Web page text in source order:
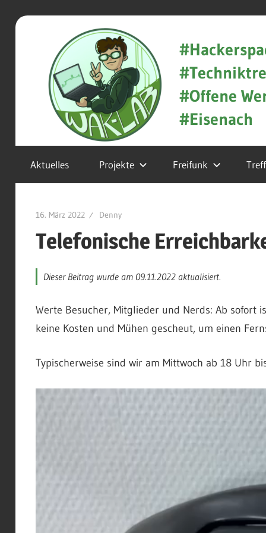
Zum
WAK-
Lab
Eisenach
#Offene
#Eisenach
Aktuelles Projekte Freifunk
16. März 2022 Denny
Telefonische
Dieser Beitrag wurde am 09.11.2022 aktualisiert.
Werte Besucher, Mitglieder und Nerds: Ab sofort
keine Kosten und Mühen gescheut, um einen
Typischerweise sind wir am Mittwoch ab 18 Uhr